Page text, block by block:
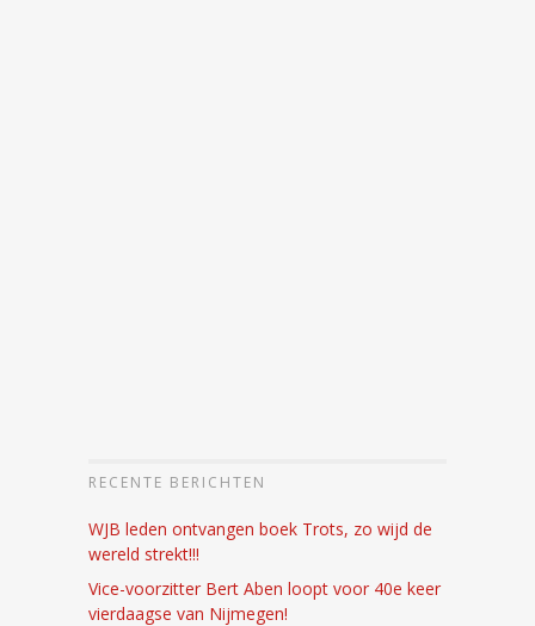
RECENTE BERICHTEN
WJB leden ontvangen boek Trots, zo wijd de
wereld strekt!!!
Vice-voorzitter Bert Aben loopt voor 40e keer
vierdaagse van Nijmegen!